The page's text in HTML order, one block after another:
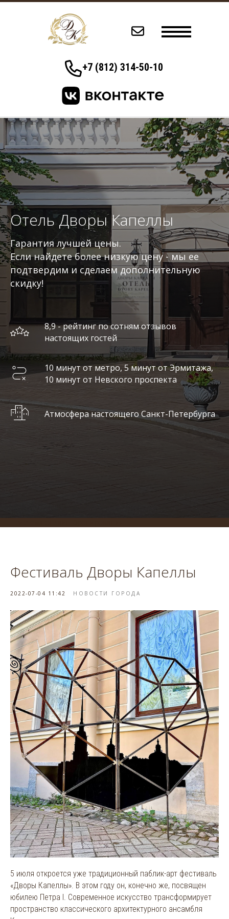
+7 (812) 314-50-10
Отель Дворы Капеллы
Гарантия лучшей цены.
Если найдете более низкую цену - мы ее
подтвердим и сделаем дополнительную
скидку!
8,9 - рейтинг по сотням отзывов
настоящих гостей
10 минут от метро, 5 минут от Эрмитажа,
10 минут от Невского проспекта
Атмосфера настоящего Санкт-Петербурга
Фестиваль Дворы Капеллы
2022-07-04 11:42 НОВОСТИ ГОРОДА
5 июля откроется уже традиционный паблик-арт фестиваль
«Дворы Капеллы». В этом году он, конечно же, посвящен
юбилею Петра I. Современное искусство трансформирует
пространство классического архитектурного ансамбля